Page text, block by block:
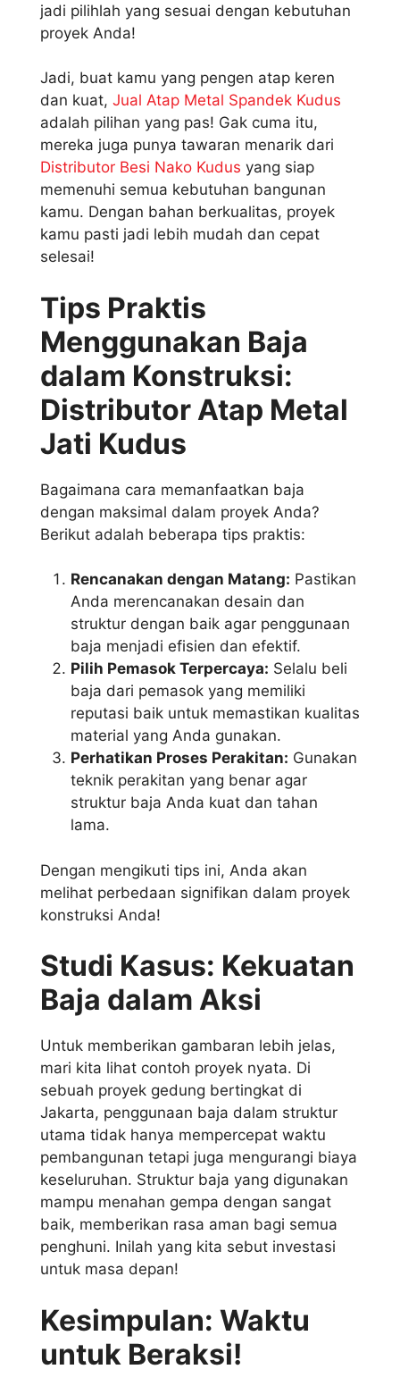
jadi pilihlah yang sesuai dengan kebutuhan
proyek Anda!
Jadi, buat kamu yang pengen atap keren
dan kuat, Jual Atap Metal Spandek Kudus
adalah pilihan yang pas! Gak cuma itu,
mereka juga punya tawaran menarik dari
Distributor Besi Nako Kudus yang siap
memenuhi semua kebutuhan bangunan
kamu. Dengan bahan berkualitas, proyek
kamu pasti jadi lebih mudah dan cepat
selesai!
Tips Praktis
Menggunakan Baja
dalam Konstruksi:
Distributor Atap Metal
Jati Kudus
Bagaimana cara memanfaatkan baja
dengan maksimal dalam proyek Anda?
Berikut adalah beberapa tips praktis:
Rencanakan dengan Matang: Pastikan
Anda merencanakan desain dan
struktur dengan baik agar penggunaan
baja menjadi efisien dan efektif.
Pilih Pemasok Terpercaya: Selalu beli
baja dari pemasok yang memiliki
reputasi baik untuk memastikan kualitas
material yang Anda gunakan.
Perhatikan Proses Perakitan: Gunakan
teknik perakitan yang benar agar
struktur baja Anda kuat dan tahan
lama.
Dengan mengikuti tips ini, Anda akan
melihat perbedaan signifikan dalam proyek
konstruksi Anda!
Studi Kasus: Kekuatan
Baja dalam Aksi
Untuk memberikan gambaran lebih jelas,
mari kita lihat contoh proyek nyata. Di
sebuah proyek gedung bertingkat di
Jakarta, penggunaan baja dalam struktur
utama tidak hanya mempercepat waktu
pembangunan tetapi juga mengurangi biaya
keseluruhan. Struktur baja yang digunakan
mampu menahan gempa dengan sangat
baik, memberikan rasa aman bagi semua
penghuni. Inilah yang kita sebut investasi
untuk masa depan!
Kesimpulan: Waktu
untuk Beraksi!